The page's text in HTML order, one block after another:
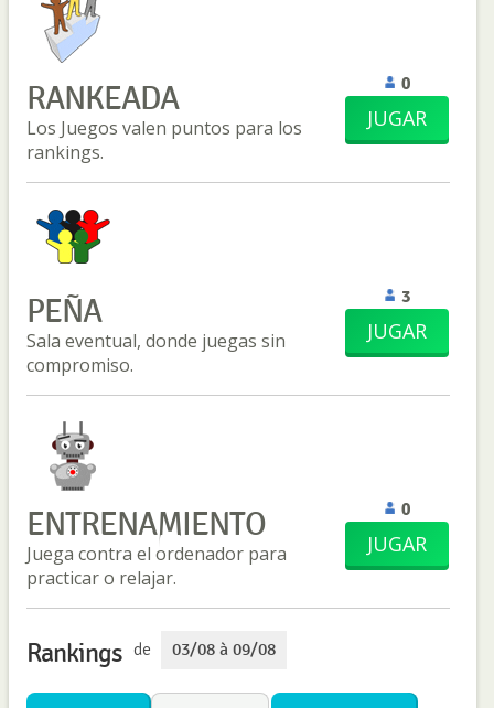
RANKEADA
Los Juegos valen puntos para los
rankings.
0
JUGAR
PEÑA
Sala eventual, donde juegas sin
compromiso.
3
JUGAR
ENTRENAMIENTO
Juega contra el ordenador para
practicar o relajar.
0
JUGAR
Rankings de 03/08 à 09/08